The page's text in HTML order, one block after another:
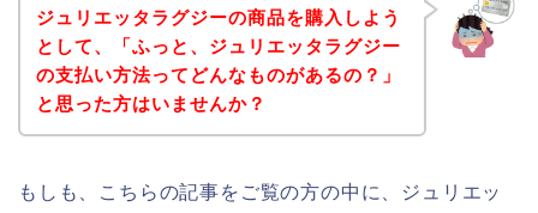
ジュリエッタラグジーの商品を購入しよう
として、「ふっと、ジュリエッタラグジー
の支払い方法ってどんなものがあるの？」
と思った方はいませんか？
もしも、こちらの記事をご覧の方の中に、ジュリエッ